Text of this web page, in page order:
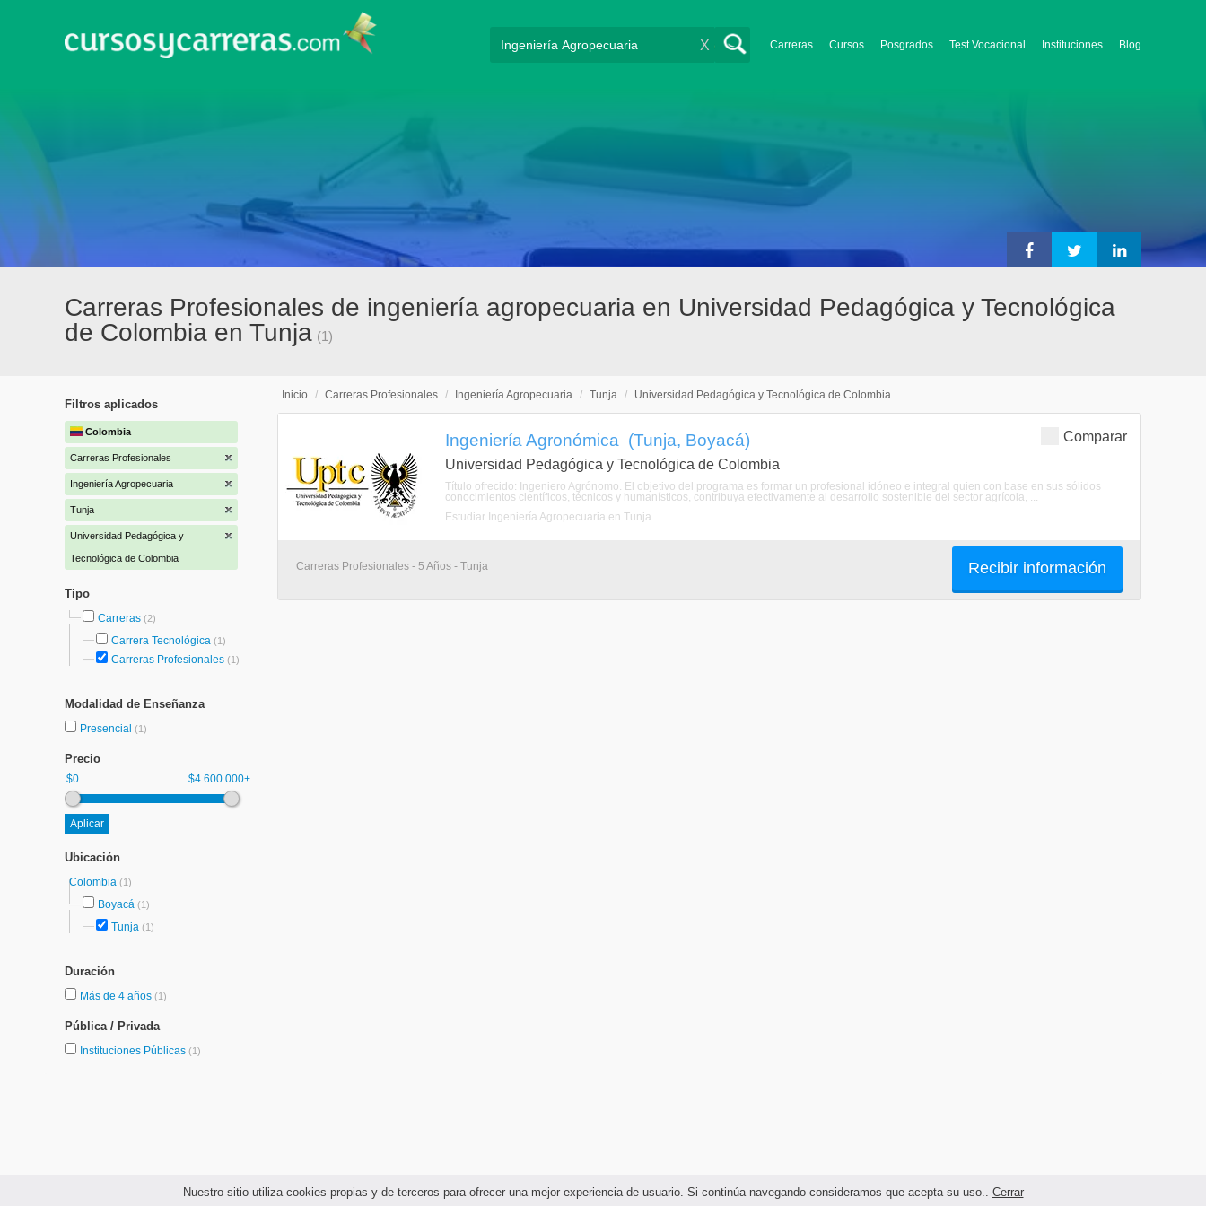
Nuestro sitio utiliza cookies propias y de terceros para ofrecer una mejor experiencia de usuario. Si continúa navegando consideramos que acepta su uso.. Cerrar
Carreras Cursos Posgrados Test Vocacional Instituciones Blog
X
Carreras Profesionales de ingeniería agropecuaria en Universidad Pedagógica y Tecnológica
de Colombia en Tunja (1)
Filtros aplicados
Colombia
Carreras Profesionales
Ingeniería Agropecuaria
Tunja
Universidad Pedagógica y
Tecnológica de Colombia
Tipo
Carreras (2)
Carrera Tecnológica (1)
Carreras Profesionales (1)
Modalidad de Enseñanza
Presencial (1)
Precio
$0 $4.600.000+
Ubicación
Colombia (1)
Boyacá (1)
Tunja (1)
Duración
Más de 4 años (1)
Pública / Privada
Instituciones Públicas (1)
Inicio / Carreras Profesionales / Ingeniería Agropecuaria / Tunja / Universidad Pedagógica y Tecnológica de Colombia
Comparar
Ingeniería Agronómica (Tunja, Boyacá)
Universidad Pedagógica y Tecnológica de Colombia
Título ofrecido: Ingeniero Agrónomo. El objetivo del programa es formar un profesional idóneo e integral quien con base en sus sólidos
conocimientos científicos, técnicos y humanísticos, contribuya efectivamente al desarrollo sostenible del sector agrícola, ...
Estudiar Ingeniería Agropecuaria en Tunja
Carreras Profesionales - 5 Años - Tunja Recibir información